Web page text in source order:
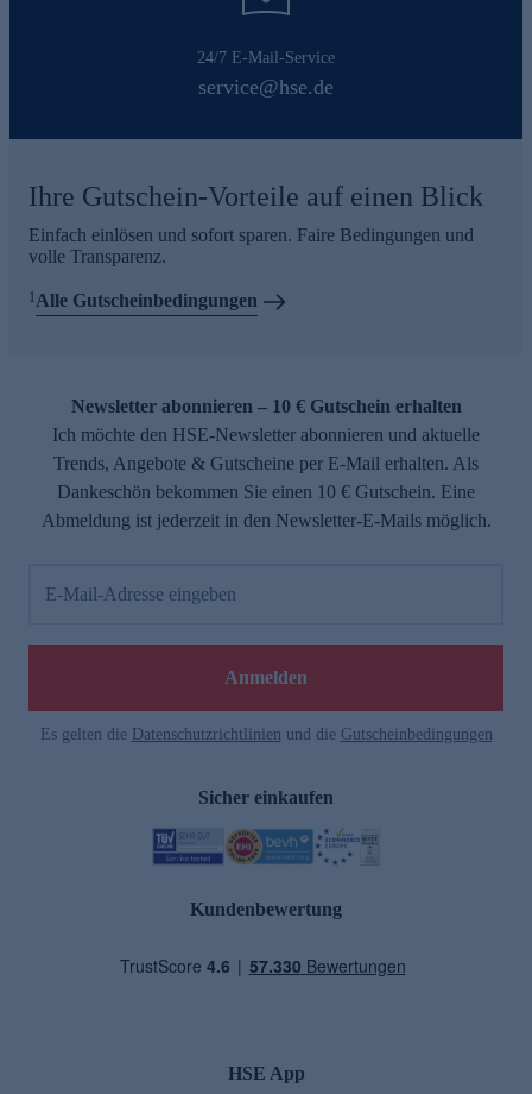
24/7 E-Mail-Service
service@hse.de
Ihre Gutschein-Vorteile auf einen Blick
Einfach einlösen und sofort sparen. Faire Bedingungen und
volle Transparenz.
1 Alle Gutscheinbedingungen
Newsletter abonnieren – 10 € Gutschein erhalten
Ich möchte den HSE-Newsletter abonnieren und aktuelle
Trends, Angebote & Gutscheine per E-Mail erhalten. Als
Dankeschön bekommen Sie einen 10 € Gutschein. Eine
Abmeldung ist jederzeit in den Newsletter-E-Mails möglich.
E-Mail-Adresse eingeben
Anmelden
Es gelten die Datenschutzrichtlinien und die Gutscheinbedingungen
Sicher einkaufen
Kundenbewertung
HSE App